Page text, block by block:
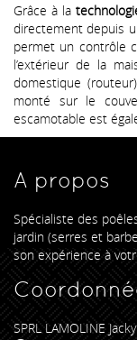
Grâce à la
directement depuis
permet un contrôle
l’extérieur de la
domestique
monté sur le
escamotable est
A propos
Spécialiste des
jardin (serres et
son expérience à
SPRL LAMOLINE